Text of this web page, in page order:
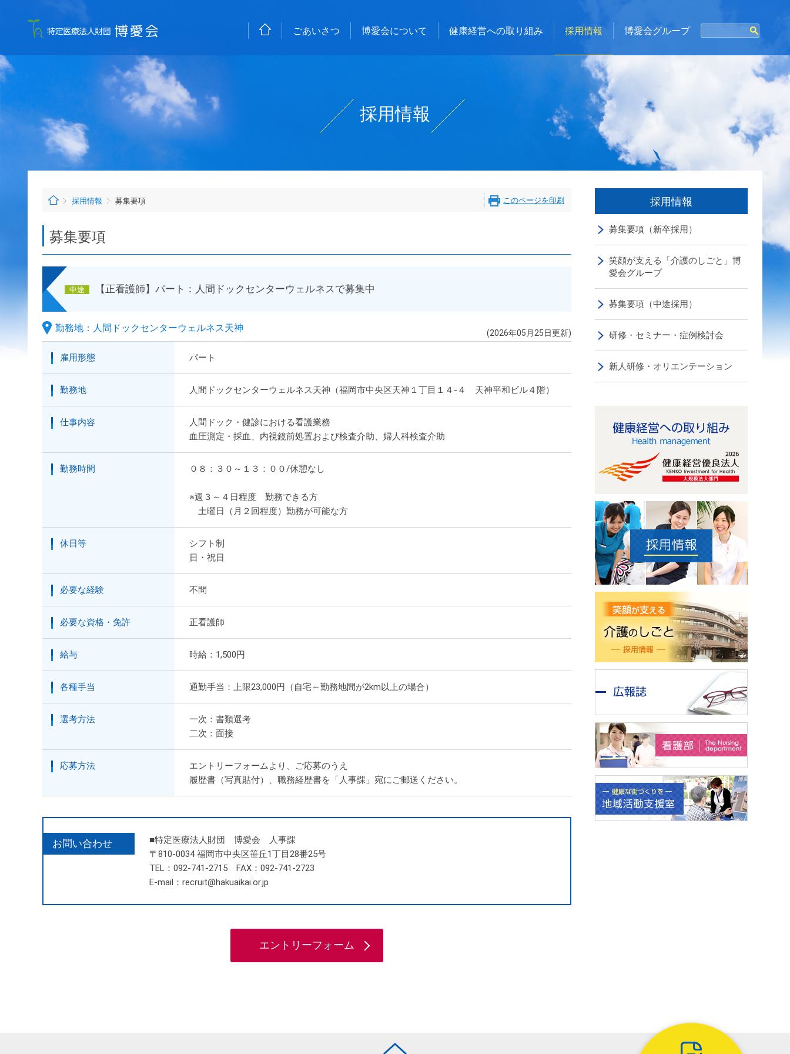
ごあいさつ 博愛会について 健康経営への取り組み 採用情報 博愛会グループ
採用情報
採用情報 募集要項 このページを印刷
募集要項
中途 【正看護師】パート：人間ドックセンターウェルネスで募集中
勤務地：人間ドックセンターウェルネス天神 (2026年05月25日更新)
雇用形態 パート
勤務地 人間ドックセンターウェルネス天神（福岡市中央区天神１丁目１４-４ 天神平和ビル４階）
仕事内容
人間ドック・健診における看護業務
血圧測定・採血、内視鏡前処置および検査介助、婦人科検査介助
勤務時間 ０８：３０～１３：００/休憩なし
※週３～４日程度 勤務できる方
土曜日（月２回程度）勤務が可能な方
休日等
シフト制
日・祝日
必要な経験 不問
必要な資格・免許 正看護師
給与 時給：1,500円
各種手当 通勤手当：上限23,000円（自宅～勤務地間が2km以上の場合）
選考方法
一次：書類選考
二次：面接
応募方法
エントリーフォームより、ご応募のうえ
履歴書（写真貼付）、職務経歴書を「人事課」宛にご郵送ください。
お問い合わせ
■特定医療法人財団 博愛会 人事課
〒810-0034 福岡市中央区笹丘1丁目28番25号
TEL：092-741-2715 FAX：092-741-2723
E-mail：recruit@hakuaikai.or.jp
エントリーフォーム
採用情報
募集要項（新卒採用）
笑顔が支える「介護のしごと」博
愛会グループ
募集要項（中途採用）
研修・セミナー・症例検討会
新人研修・オリエンテーション